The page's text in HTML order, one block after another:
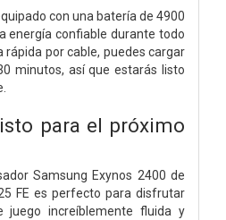
con una batería de 4900
energía confiable durante todo
rápida por cable, puedes cargar
minutos, así que estarás listo
para el próximo
Samsung Exynos 2400 de
FE es perfecto para disfrutar
juego increíblemente fluida y